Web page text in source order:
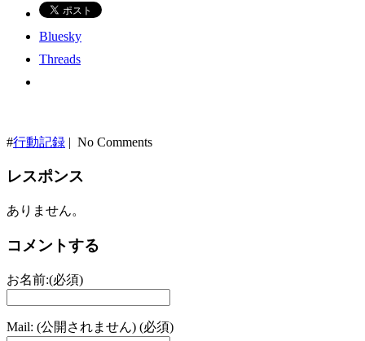
Bluesky
Threads
#行動記録 | No Comments
レスポンス
ありません。
コメントする
お名前:(必須)
Mail: (公開されません) (必須)